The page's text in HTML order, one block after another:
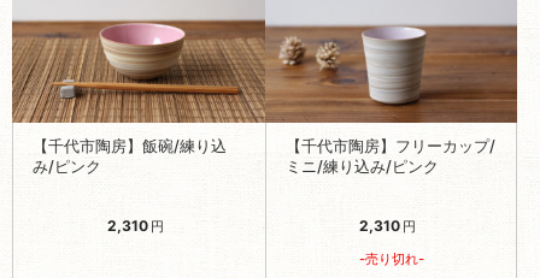
【千代市陶房】飯碗/練り込
み/ピンク
2,310 円
【千代市陶房】フリーカップ/
ミニ/練り込み/ピンク
2,310 円
-売り切れ-